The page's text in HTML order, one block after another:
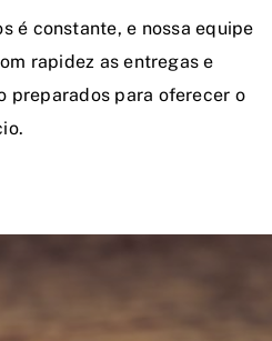
é constante, e nossa equipe
rapidez as entregas e
preparados para oferecer o